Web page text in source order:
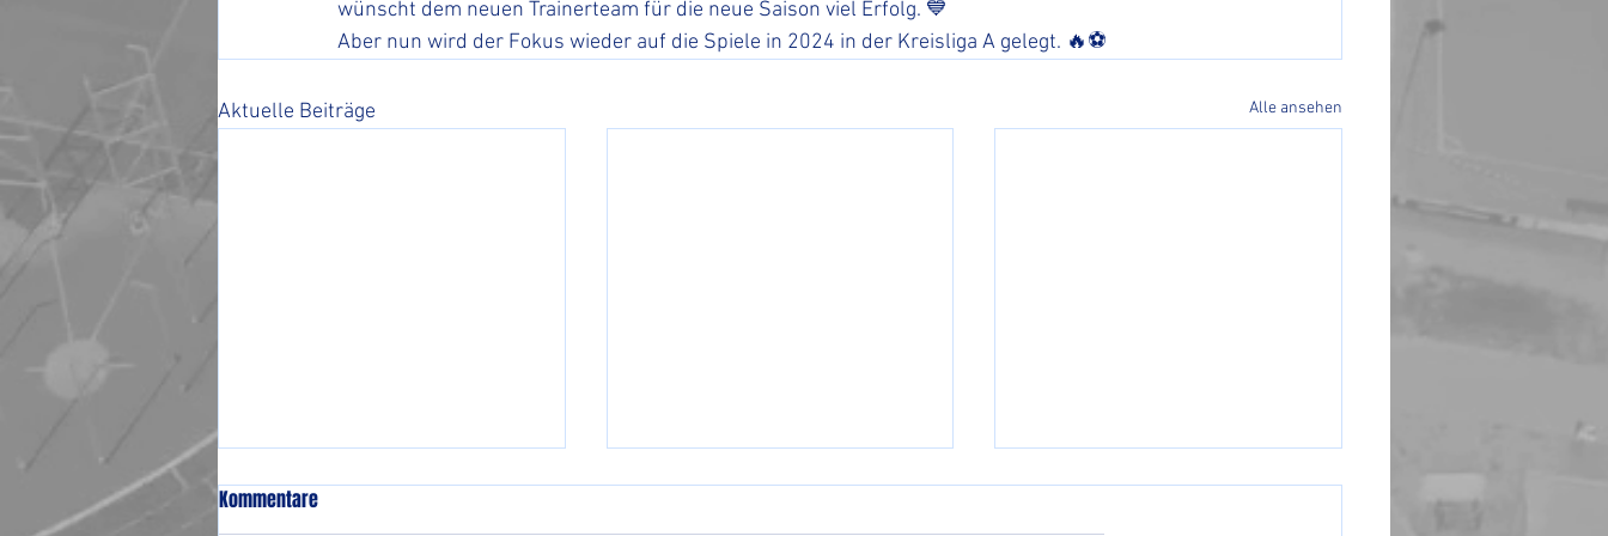
wünscht dem neuen Trainerteam für die neue Saison viel Erfolg. 💙
Aber nun wird der Fokus wieder auf die Spiele in 2024 in der Kreisliga A gelegt. 🔥⚽️
Aktuelle Beiträge Alle ansehen
Kommentare